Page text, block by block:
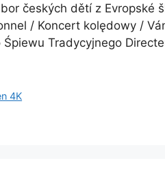
českých dětí z Evropské
/ Koncert kolędowy /
Tradycyjnego
4K